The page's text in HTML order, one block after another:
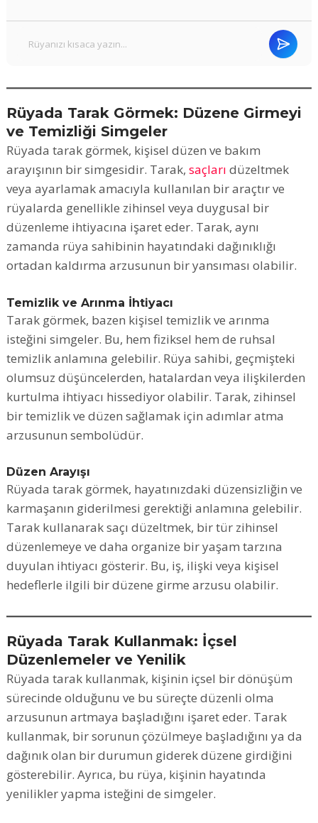
Rüyada Tarak Görmek: Düzene Girmeyi
ve Temizliği Simgeler
Rüyada tarak görmek, kişisel düzen ve bakım
arayışının bir simgesidir. Tarak,saçları düzeltmek
veya ayarlamak amacıyla kullanılan bir araçtır ve
rüyalarda genellikle zihinsel veya duygusal bir
düzenleme ihtiyacına işaret eder. Tarak, aynı
zamanda rüya sahibinin hayatındaki dağınıklığı
ortadan kaldırma arzusunun bir yansıması olabilir.
Temizlik ve Arınma İhtiyacı
Tarak görmek, bazen kişisel temizlik ve arınma
isteğini simgeler. Bu, hem fiziksel hem de ruhsal
temizlik anlamına gelebilir. Rüya sahibi, geçmişteki
olumsuz düşüncelerden, hatalardan veya ilişkilerden
kurtulma ihtiyacı hissediyor olabilir. Tarak, zihinsel
bir temizlik ve düzen sağlamak için adımlar atma
arzusunun sembolüdür.
Düzen Arayışı
Rüyada tarak görmek, hayatınızdaki düzensizliğin ve
karmaşanın giderilmesi gerektiği anlamına gelebilir.
Tarak kullanarak saçı düzeltmek, bir tür zihinsel
düzenlemeye ve daha organize bir yaşam tarzına
duyulan ihtiyacı gösterir. Bu, iş, ilişki veya kişisel
hedeflerle ilgili bir düzene girme arzusu olabilir.
Rüyada Tarak Kullanmak: İçsel
Düzenlemeler ve Yenilik
Rüyada tarak kullanmak, kişinin içsel bir dönüşüm
sürecinde olduğunu ve bu süreçte düzenli olma
arzusunun artmaya başladığını işaret eder. Tarak
kullanmak, bir sorunun çözülmeye başladığını ya da
dağınık olan bir durumun giderek düzene girdiğini
gösterebilir. Ayrıca, bu rüya, kişinin hayatında
yenilikler yapma isteğini de simgeler.